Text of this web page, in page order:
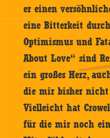
er einen
eine Bitterkeit
Optimismus und
About Love“ sind
ein großes Herz,
die mir bisher nicht
Vielleicht hat
für die mir noch ein